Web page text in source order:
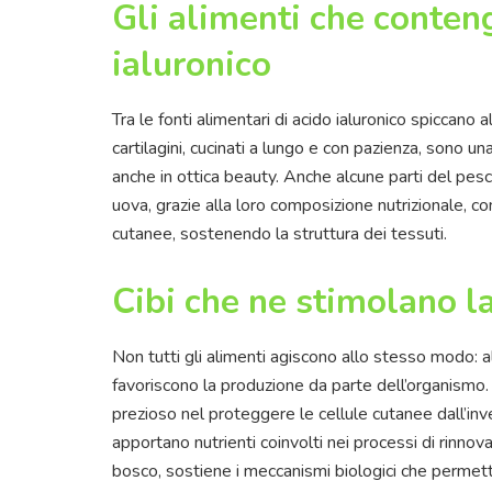
Gli alimenti che
ialuronico
Tra le fonti alimentari di acido ialuronico spiccano
cartilagini, cucinati a lungo e con pazienza, sono
anche in ottica beauty. Anche alcune parti del
uova, grazie alla loro composizione nutrizionale,
cutanee, sostenendo la struttura dei tessuti.
Cibi che ne stimolano
Non tutti gli alimenti agiscono allo stesso modo:
favoriscono la produzione da parte
prezioso nel proteggere le cellule cutanee
apportano nutrienti coinvolti nei processi di
bosco, sostiene i meccanismi biologici che